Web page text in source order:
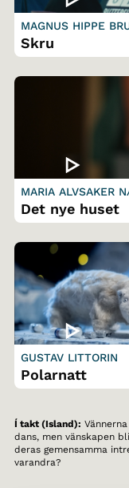
MAGNUS HIPPE
Skru
MARIA ALVSAKER
Det nye huset
GUSTAV LITTORIN
Polarnatt
Í takt (Island):
dans, men vänskapen
deras gemensamma
varandra?